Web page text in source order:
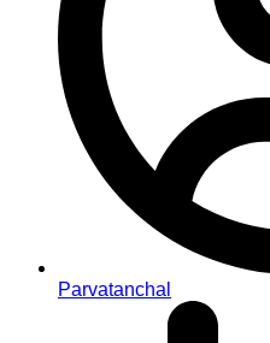
Parvatanchal